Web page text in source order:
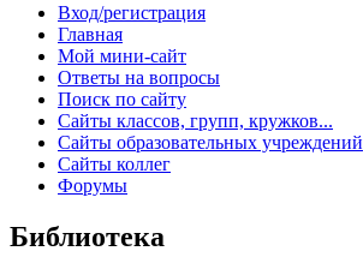
Вход/регистрация
Главная
Мой мини-сайт
Ответы на вопросы
Поиск по сайту
Сайты классов, групп, кружков...
Сайты образовательных учреждений
Сайты коллег
Форумы
Библиотека